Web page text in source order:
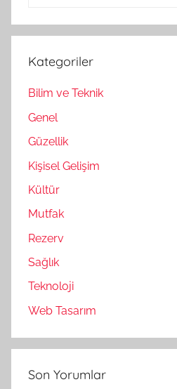
Kategoriler
Bilim ve Teknik
Genel
Güzellik
Kişisel Gelişim
Kültür
Mutfak
Rezerv
Sağlık
Teknoloji
Web Tasarım
Son Yorumlar